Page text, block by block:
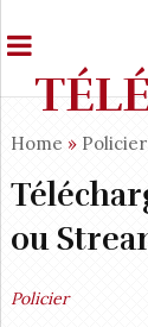
Home » Policier
ou
Policier